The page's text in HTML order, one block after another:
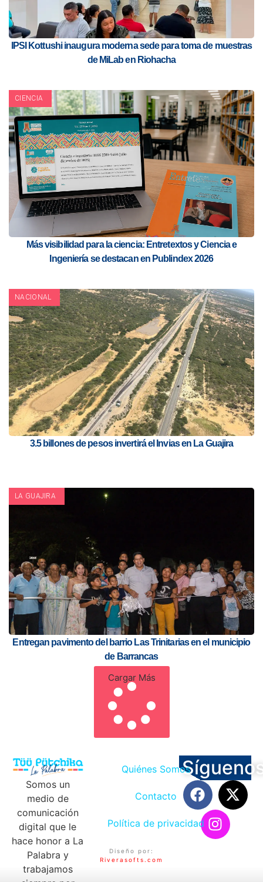
IPSI Kottushi inaugura moderna sede para toma de muestras
de MiLab en Riohacha
CIENCIA
Más visibilidad para la ciencia: Entretextos y Ciencia e
Ingeniería se destacan en Publindex 2026
NACIONAL
3.5 billones de pesos invertirá el Invias en La Guajira
LA GUAJIRA
Entregan pavimento del barrio Las Trinitarias en el municipio
de Barrancas
Cargar Más
Somos un
medio de
comunicación
digital que le
hace honor a La
Palabra y
trabajamos
Quiénes Somos
Contacto
Política de privacidad
Diseño por:
Riverasofts.com